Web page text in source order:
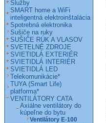
Služby
SMART home a WiFi
inteligentná elektroinštalácia
Spotrebná elektronika
Sušiče na ruky
SUŠIČE RÚK A VLASOV
SVETELNÉ ZDROJE
SVIETIDLÁ EXTERIÉR
SVIETIDLÁ INTERIÉR
SVIETIDLÁ LED
Telekomunikácie*
TUYA (Smart Life)
platforma*
VENTILÁTORY CATA
Axiálne ventilátory do
kúpeľne do bytu
Ventilátory E-100